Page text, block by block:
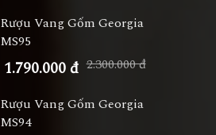
Rượu Vang Gốm Georgia
MS95
1.790.000 đ 2.300.000 đ
Rượu Vang Gốm Georgia
MS94